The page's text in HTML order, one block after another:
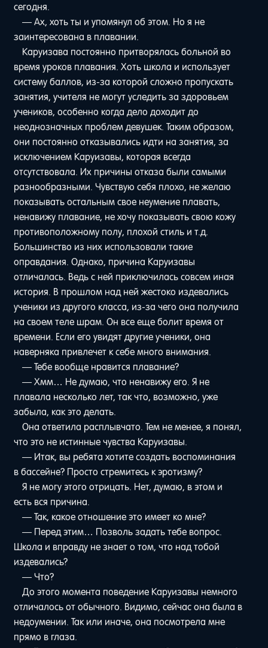
сегодня.
— Ах, хоть ты и упомянул об этом. Но я не
заинтересована в плавании.
Каруизава постоянно притворялась больной во
время уроков плавания. Хоть школа и использует
систему баллов, из-за которой сложно пропускать
занятия, учителя не могут уследить за здоровьем
учеников, особенно когда дело доходит до
неоднозначных проблем девушек. Таким образом,
они постоянно отказывались идти на занятия, за
исключением Каруизавы, которая всегда
отсутствовала. Их причины отказа были самыми
разнообразными. Чувствую себя плохо, не желаю
показывать остальным свое неумение плавать,
ненавижу плавание, не хочу показывать свою кожу
противоположному полу, плохой стиль и т.д.
Большинство из них использовали такие
оправдания. Однако, причина Каруизавы
отличалась. Ведь с ней приключилась совсем иная
история. В прошлом над ней жестоко издевались
ученики из другого класса, из-за чего она получила
на своем теле шрам. Он все еще болит время от
времени. Если его увидят другие ученики, она
наверняка привлечет к себе много внимания.
— Тебе вообще нравится плавание?
— Хмм… Не думаю, что ненавижу его. Я не
плавала несколько лет, так что, возможно, уже
забыла, как это делать.
Она ответила расплывчато. Тем не менее, я понял,
что это не истинные чувства Каруизавы.
— Итак, вы ребята хотите создать воспоминания
в бассейне? Просто стремитесь к эротизму?
Я не могу этого отрицать. Нет, думаю, в этом и
есть вся причина.
— Так, какое отношение это имеет ко мне?
— Перед этим… Позволь задать тебе вопрос.
Школа и вправду не знает о том, что над тобой
издевались?
— Что?
До этого момента поведение Каруизавы немного
отличалось от обычного. Видимо, сейчас она была в
недоумении. Так или иначе, она посмотрела мне
прямо в глаза.